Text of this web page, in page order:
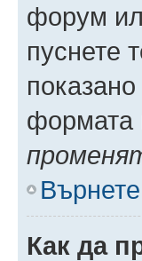
форум
пуснете
формата
Как да